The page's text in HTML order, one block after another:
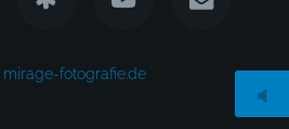
mirage-fotografie.de